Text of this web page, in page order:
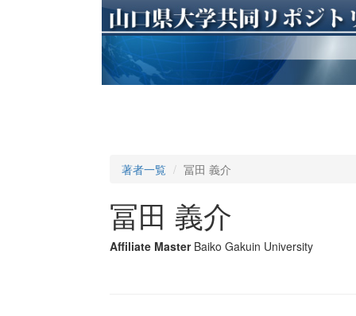
著者一覧 冨田 義介
冨田 義介
Affiliate Master Baiko Gakuin University